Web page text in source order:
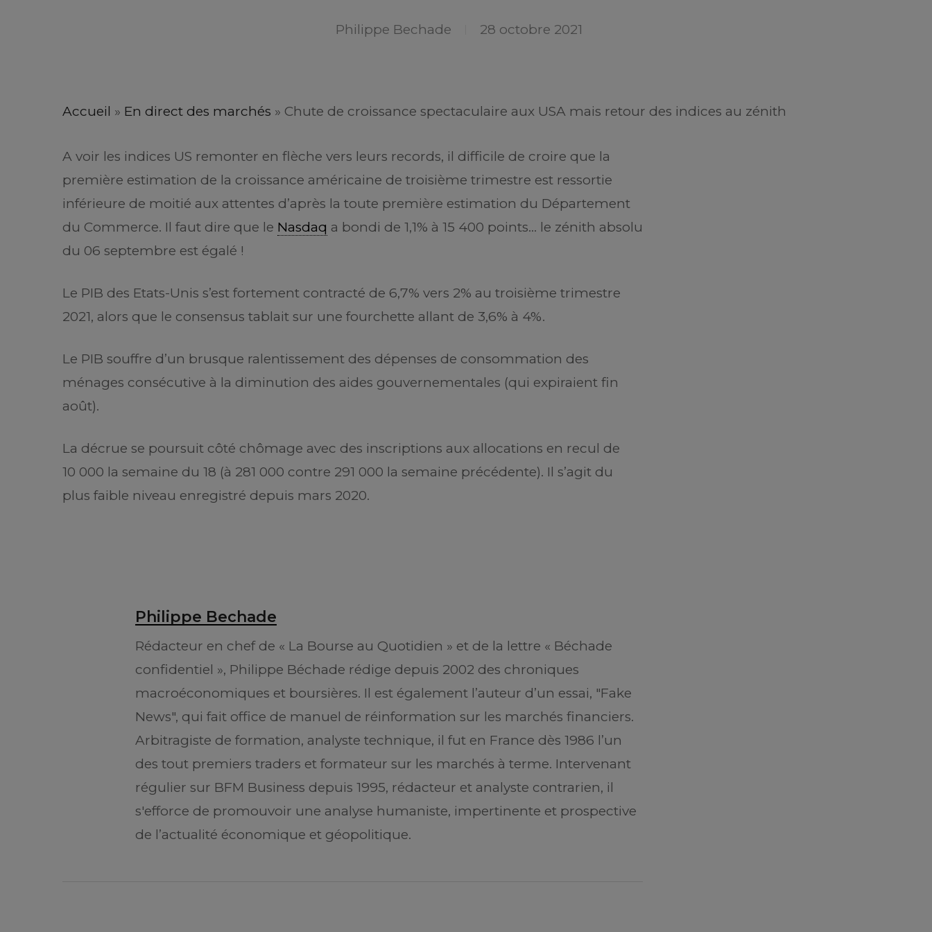
Philippe Bechade 28 octobre 2021
Accueil » En direct des marchés » Chute de croissance spectaculaire aux USA mais retour des indices au zénith
A voir les indices US remonter en flèche vers leurs records, il difficile de croire que la
première estimation de la croissance américaine de troisième trimestre est ressortie
inférieure de moitié aux attentes d’après la toute première estimation du Département
du Commerce. Il faut dire que le Nasdaq a bondi de 1,1% à 15 400 points… le zénith absolu
du 06 septembre est égalé !
Le PIB des Etats-Unis s’est fortement contracté de 6,7% vers 2% au troisième trimestre
2021, alors que le consensus tablait sur une fourchette allant de 3,6% à 4%.
Le PIB souffre d’un brusque ralentissement des dépenses de consommation des
ménages consécutive à la diminution des aides gouvernementales (qui expiraient fin
août).
La décrue se poursuit côté chômage avec des inscriptions aux allocations en recul de
10 000 la semaine du 18 (à 281 000 contre 291 000 la semaine précédente). Il s’agit du
plus faible niveau enregistré depuis mars 2020.
Philippe Bechade
Rédacteur en chef de « La Bourse au Quotidien » et de la lettre « Béchade
confidentiel », Philippe Béchade rédige depuis 2002 des chroniques
macroéconomiques et boursières. Il est également l’auteur d’un essai, "Fake
News", qui fait office de manuel de réinformation sur les marchés financiers.
Arbitragiste de formation, analyste technique, il fut en France dès 1986 l’un
des tout premiers traders et formateur sur les marchés à terme. Intervenant
régulier sur BFM Business depuis 1995, rédacteur et analyste contrarien, il
s'efforce de promouvoir une analyse humaniste, impertinente et prospective
de l’actualité économique et géopolitique.